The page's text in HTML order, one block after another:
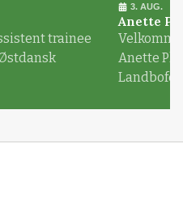
trainee
3. AUG.
Anette
Anette